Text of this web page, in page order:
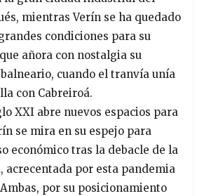
mientras Verín se ha quedado
condiciones para su
añora con nostalgia su
cuando el tranvía unía
con Cabreiroá.
XXI abre nuevos espacios para
se mira en su espejo para
económico tras la debacle de la
acrecentada por esta pandemia
por su posicionamiento